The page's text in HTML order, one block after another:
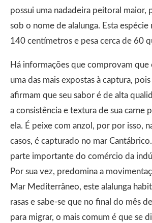
possui uma nadadeira peitoral maior,
sob o nome de alalunga. Esta espécie
140 centímetros e pesa cerca de 60
Há informações que comprovam que
uma das mais expostas à captura,
afirmam que seu sabor é de alta
a consistência e textura de sua carne
ela. É peixe com anzol, por por isso,
casos, é capturado no mar
parte importante do comércio da
Por sua vez, predomina a
Mar Mediterrâneo, este alalunga
rasas e sabe-se que no final do mês
para migrar, o mais comum é que se